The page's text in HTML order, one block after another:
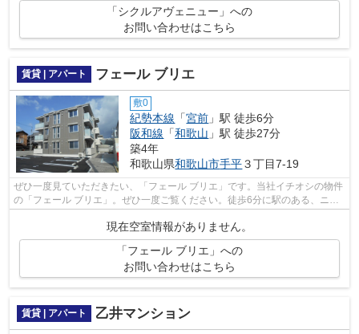
「シクルアヴェニュー」への
お問い合わせはこちら
賃貸 | アパート フェール ブリエ
敷0
紀勢本線 「宮前 」駅 徒歩6分
阪和線 「和歌山 」駅 徒歩27分
築4年
和歌山県和歌山市手平３丁目7-19
ぜひ一度見ていただきたい、「フェール ブリエ」です。当社イチオシの物件
の「フェール ブリエ」。ぜひ一度ご覧ください。徒歩6分に駅のある、ニー
現在空室情報がありません。
「フェール ブリエ」への
お問い合わせはこちら
賃貸 | アパート 乙井マンション